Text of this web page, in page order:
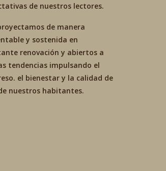
de nuestros lectores.
de manera
y sostenida en
renovación y abiertos a
tendencias impulsando el
el bienestar y la calidad de
nuestros habitantes.